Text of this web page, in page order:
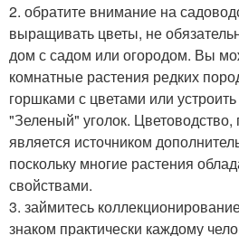
2. обратите внимание на
выращивать цветы, не
дом с садом или огородом. Вы
комнатные растения редких
горшками с цветами или
"Зеленый" уголок. Цветоводство,
является источником
поскольку многие растения
свойствами.
3. займитесь
знаком практически каждому